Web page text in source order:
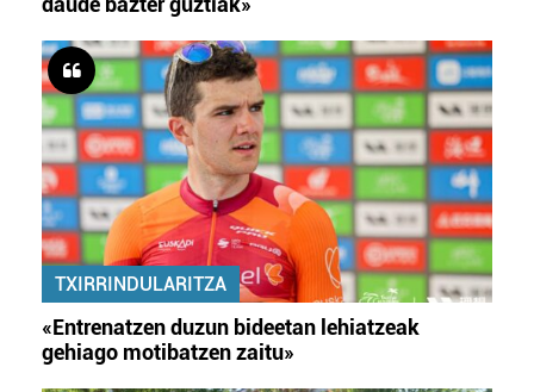
TXIRRINDULARITZA
«Entrenatzen duzun bideetan lehiatzeak
gehiago motibatzen zaitu»